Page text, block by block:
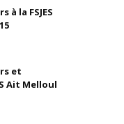
à la FSJES
et
Ait Melloul